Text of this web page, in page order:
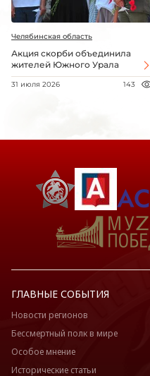
Челябинская область
Акция скорби объединила
жителей Южного Урала
31 июля 2026 143
ГЛАВНЫЕ СОБЫТИЯ
Новости регионов
Бессмертный полк в мире
Особое мнение
Исторические статьи